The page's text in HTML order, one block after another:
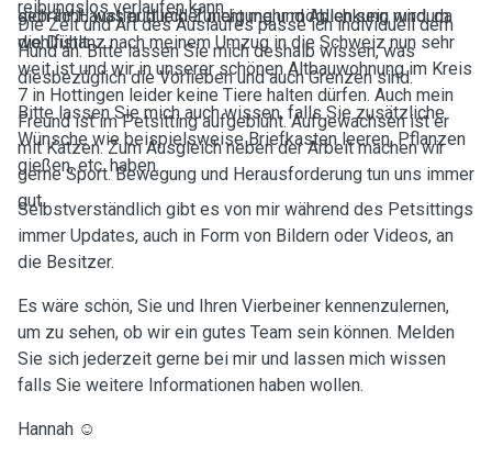
gebracht, was nun leider nicht mehr möglich sein wird, da
die Distanz nach meinem Umzug in die Schweiz nun sehr
weit ist und wir in unserer schönen Altbauwohnung im Kreis
7 in Hottingen leider keine Tiere halten dürfen. Auch mein
Freund ist im Petsitting aufgeblüht. Aufgewachsen ist er
mit Katzen. Zum Ausgleich neben der Arbeit machen wir
gerne Sport. Bewegung und Herausforderung tun uns immer
gut.
reibungslos verlaufen kann.
sich ihr Haustier durch Zuneigung und Ablenkung rundum
wohlfühlt.
Die Zeit und Art des Auslaufes passe ich individuell dem
Hund an. Bitte lassen Sie mich deshalb wissen, was
diesbezüglich die Vorlieben und auch Grenzen sind.
Bitte lassen Sie mich auch wissen, falls Sie zusätzliche
Wünsche wie beispielsweise Briefkasten leeren, Pflanzen
gießen, etc. haben.
Selbstverständlich gibt es von mir während des Petsittings
immer Updates, auch in Form von Bildern oder Videos, an
die Besitzer.
Es wäre schön, Sie und Ihren Vierbeiner kennenzulernen,
um zu sehen, ob wir ein gutes Team sein können. Melden
Sie sich jederzeit gerne bei mir und lassen mich wissen
falls Sie weitere Informationen haben wollen.
Hannah ☺️